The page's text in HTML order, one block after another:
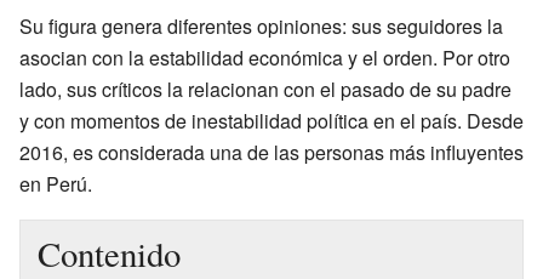
Su figura genera diferentes opiniones: sus seguidores la
asocian con la estabilidad económica y el orden. Por otro
lado, sus críticos la relacionan con el pasado de su padre
y con momentos de inestabilidad política en el país. Desde
2016, es considerada una de las personas más influyentes
en Perú.
Contenido